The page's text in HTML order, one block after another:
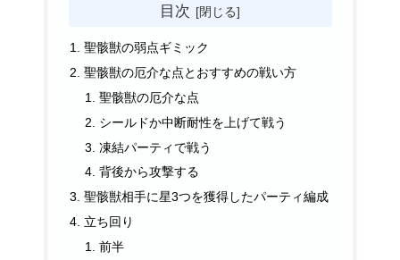
目次
聖骸獣の弱点ギミック
聖骸獣の厄介な点とおすすめの戦い方
聖骸獣の厄介な点
シールドか中断耐性を上げて戦う
凍結パーティで戦う
背後から攻撃する
聖骸獣相手に星3つを獲得したパーティ編成
立ち回り
前半